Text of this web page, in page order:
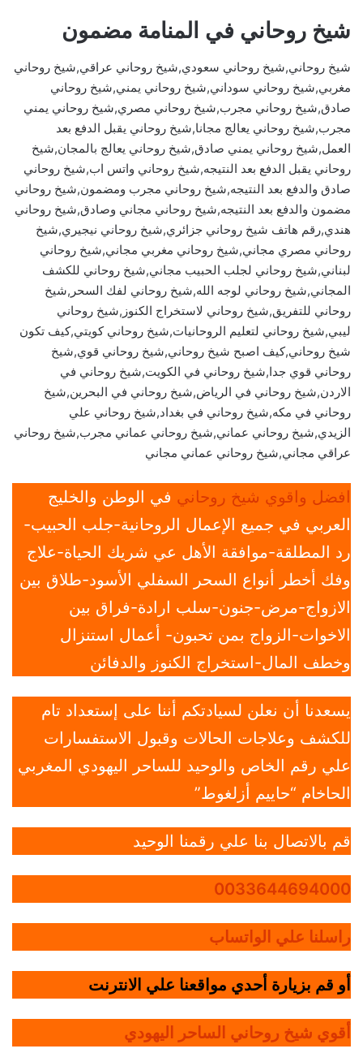
شيخ روحاني في المنامة مضمون
شيخ روحاني,شيخ روحاني سعودي,شيخ روحاني عراقي,شيخ روحاني
مغربي,شيخ روحاني سوداني,شيخ روحاني يمني,شيخ روحاني
صادق,شيخ روحاني مجرب,شيخ روحاني مصري,شيخ روحاني يمني
مجرب,شيخ روحاني يعالج مجانا,شيخ روحاني يقبل الدفع بعد
العمل,شيخ روحاني يمني صادق,شيخ روحاني يعالج بالمجان,شيخ
روحاني يقبل الدفع بعد النتيجه,شيخ روحاني واتس اب,شيخ روحاني
صادق والدفع بعد النتيجه,شيخ روحاني مجرب ومضمون,شيخ روحاني
مضمون والدفع بعد النتيجه,شيخ روحاني مجاني وصادق,شيخ روحاني
هندي,رقم هاتف شيخ روحاني جزائري,شيخ روحاني نيجيري,شيخ
روحاني مصري مجاني,شيخ روحاني مغربي مجاني,شيخ روحاني
لبناني,شيخ روحاني لجلب الحبيب مجاني,شيخ روحاني للكشف
المجاني,شيخ روحاني لوجه الله,شيخ روحاني لفك السحر,شيخ
روحاني للتفريق,شيخ روحاني لاستخراج الكنوز,شيخ روحاني
ليبي,شيخ روحاني لتعليم الروحانيات,شيخ روحاني كويتي,كيف تكون
شيخ روحاني,كيف اصبح شيخ روحاني,شيخ روحاني قوي,شيخ
روحاني قوي جدا,شيخ روحاني في الكويت,شيخ روحاني في
الاردن,شيخ روحاني في الرياض,شيخ روحاني في البحرين,شيخ
روحاني في مكه,شيخ روحاني في بغداد,شيخ روحاني علي
الزيدي,شيخ روحاني عماني,شيخ روحاني عماني مجرب,شيخ روحاني
عراقي مجاني,شيخ روحاني عماني مجاني
افضل واقوي شيخ روحاني في الوطن والخليج
العربي في جميع الإعمال الروحانية-جلب الحبيب-
رد المطلقة-موافقة الأهل عي شريك الحياة-علاج
وفك أخطر أنواع السحر السفلي الأسود-طلاق بين
الازواج-مرض-جنون-سلب ارادة-فراق بين
الاخوات-الزواج بمن تحبون- أعمال استنزال
وخطف المال-استخراج الكنوز والدفائن
يسعدنا أن نعلن لسيادتكم أننا على إستعداد تام
للكشف وعلاجات الحالات وقبول الاستفسارات
علي رقم الخاص والوحيد للساحر اليهودي المغربي
الحاخام “حاييم أزلغوط”
قم بالاتصال بنا علي رقمنا الوحيد
0033644694000
راسلنا علي الواتساب
أو قم بزيارة أحدي مواقعنا علي الانترنت
أقوي شيخ روحاني الساحر اليهودي